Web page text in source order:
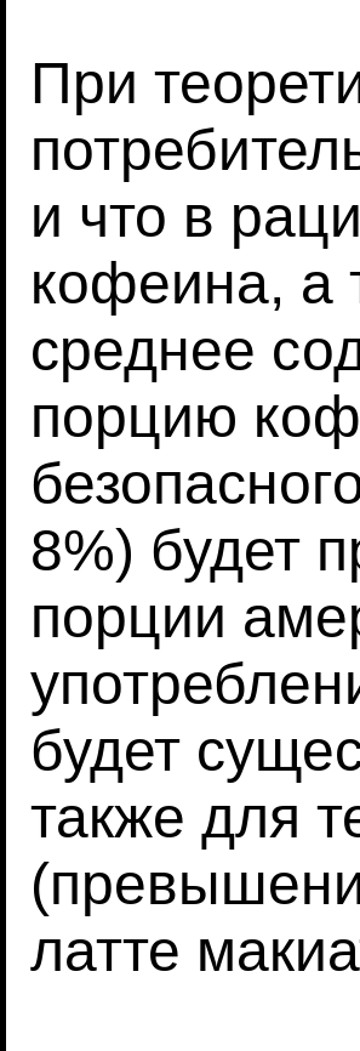
При
и что в
кофеина, а
среднее
порцию
8%) будет
порции
будет
также для
латте